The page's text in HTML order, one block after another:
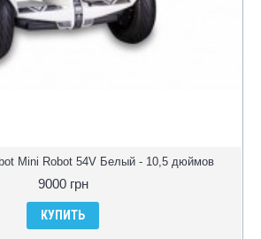
Mini Robot 54V Белый - 10,5 дюймов
9000 грн
КУПИТЬ